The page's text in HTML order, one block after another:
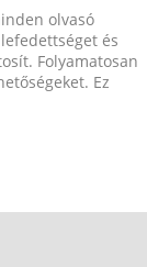
olvasó
és
Folyamatosan
Ez